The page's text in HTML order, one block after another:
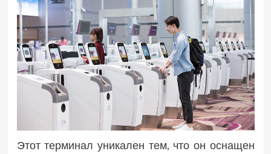
Этот терминал уникален тем, что он оснащен